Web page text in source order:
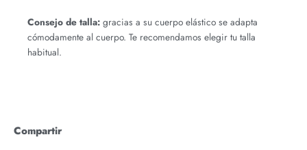
Consejo de talla: gracias a su cuerpo elástico se adapta
cómodamente al cuerpo. Te recomendamos elegir tu talla
habitual.
Compartir